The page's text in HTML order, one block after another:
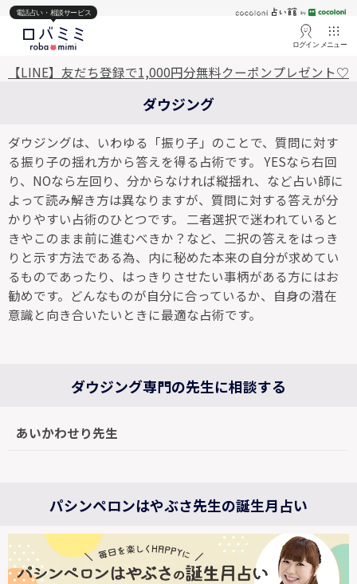
電話占い・相談サービス
ログイン メニュー
【LINE】友だち登録で1,000円分無料クーポンプレゼント♡
ダウジング
ダウジングは、いわゆる「振り子」のことで、質問に対す
る振り子の揺れ方から答えを得る占術です。 YESなら右回
り、NOなら左回り、分からなければ縦揺れ、など占い師に
よって読み解き方は異なりますが、質問に対する答えが分
かりやすい占術のひとつです。 二者選択で迷われていると
きやこのまま前に進むべきか？など、二択の答えをはっき
りと示す方法である為、内に秘めた本来の自分が求めてい
るものであったり、はっきりさせたい事柄がある方にはお
勧めです。どんなものが自分に合っているか、自身の潜在
意識と向き合いたいときに最適な占術です。
ダウジング専門の先生に相談する
あいかわせり先生
パシンペロンはやぶさ先生の誕生月占い